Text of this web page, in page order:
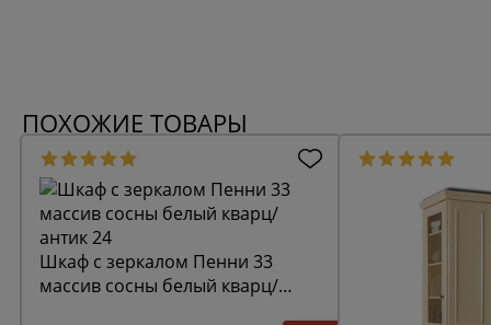
ПОХОЖИЕ ТОВАРЫ
Шкаф с зеркалом Пенни 33
массив сосны белый кварц/